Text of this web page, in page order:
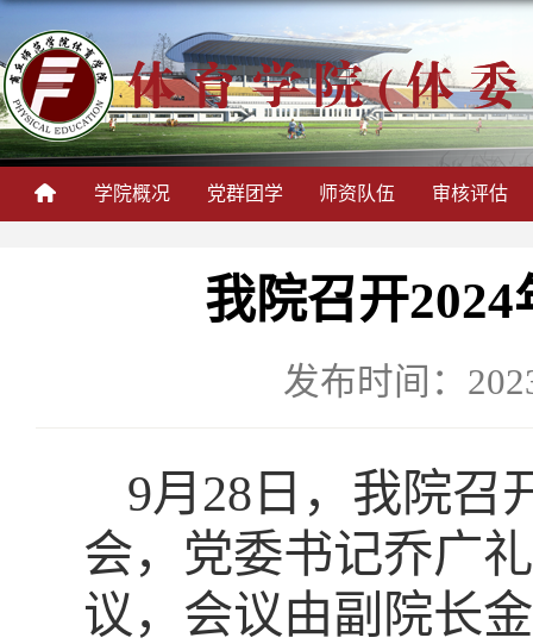
学院概况 党群团学 师资队伍 审核评估
我院召开
发布时间：
9月 28 日，我院召
会，党委书记乔广
议，会议由副院长